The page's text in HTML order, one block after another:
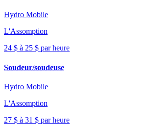
Hydro Mobile
L'Assomption
24 $ à 25 $ par heure
Soudeur/soudeuse
Hydro Mobile
L'Assomption
27 $ à 31 $ par heure